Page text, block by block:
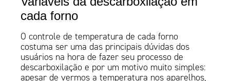
cada forno
O controle de temperatura de cada forno
costuma ser uma das principais dúvidas dos
usuários na hora de fazer seu processo de
descarboxilação e por um motivo muito simples:
apesar de vermos a temperatura nos aparelhos,